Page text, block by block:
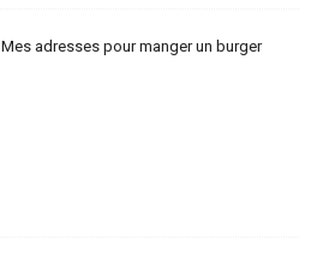
Mes adresses pour manger un burger